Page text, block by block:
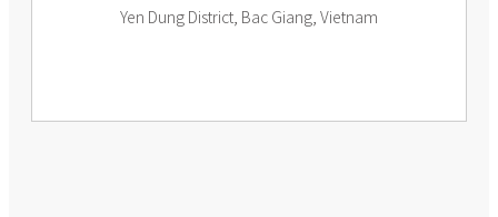
Yen Dung District, Bac Giang, Vietnam